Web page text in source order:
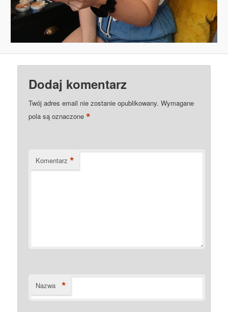
Dodaj komentarz
Twój adres email nie zostanie opublikowany. Wymagane
pola są oznaczone*
Komentarz *
Nazwa *